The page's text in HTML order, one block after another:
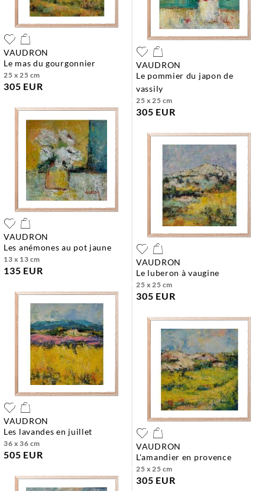
VAUDRON
le mas du gourgonnier
25 x 25 cm
305 EUR
VAUDRON
le pommier du japon de
vassily
25 x 25 cm
305 EUR
VAUDRON
les anémones au pot jaune
13 x 13 cm
135 EUR
VAUDRON
le luberon à vaugine
25 x 25 cm
305 EUR
VAUDRON
les lavandes en juillet
36 x 36 cm
505 EUR
VAUDRON
l'amandier en provence
25 x 25 cm
305 EUR